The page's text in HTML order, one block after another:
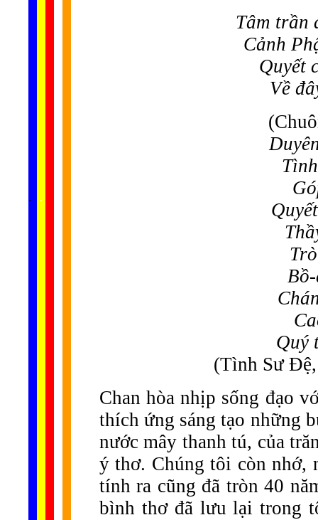
. .
Tâm trần
Cảnh
Quyết
Về
Quý
(Tình Sư
Chan hòa nhịp sống đạo
thích ứng sáng tạo những
nước mây thanh tú, của
ý thơ. Chúng tôi còn nhớ,
tính ra cũng đã tròn 40
bình thơ đã lưu lại trong